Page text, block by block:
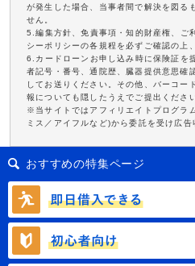
が発生した場合、当事者間で解決を図る
せん。
5.編集方針、免責事項・知的財産権、ご
シーポリシーの各規程を必ずご確認の上
6.カードローンお申し込み時に保険証を
者記号・番号、通院歴、臓器提供意思確
してお送りください。その他、バーコー
報についても隠したうえでご提出くださ
※当サイトではアフィリエイトプログラ
ミス／アイフルなど)から委託を受け広告
おすすめの特集ページ